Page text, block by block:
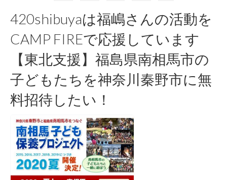
ナ
ビ
ゲ
ー
シ
ョ
ン
420shibuyaは福嶋さんの活動を
CAMP FIREで応援しています
【東北支援】福島県南相馬市の
子どもたちを神奈川秦野市に無
料招待したい！